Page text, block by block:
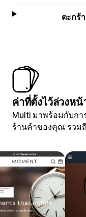
ตะกร้
ค่าที่ตั้งไว้ล่วงหน้
Multi มาพร้อมกับกา
ร้านค้าของคุณ รวม